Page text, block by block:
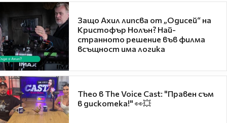
Защо Ахил липсва от „Одисей“ на
Кристофър Нолън? Най-
странното решение във филма
всъщност има логика
Theo в The Voice Cast: "Правен съм
в дискотека!" 👀💥